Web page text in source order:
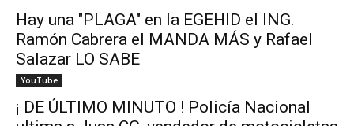
Hay una "PLAGA" en la EGEHID el ING.
Ramón Cabrera el MANDA MÁS y Rafael
Salazar LO SABE
YouTube
¡ DE ÚLTIMO MINUTO ! Policía Nacional